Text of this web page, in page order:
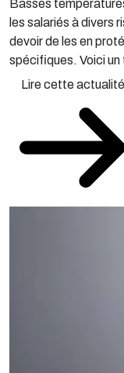
Basses
les salariés à divers
devoir de les en
spécifiques. Voici un
Lire cette actualité